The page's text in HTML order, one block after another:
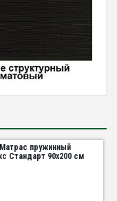
Матрас пружинный
Стандарт 90х200 см